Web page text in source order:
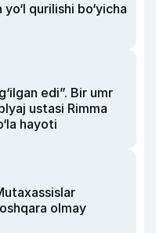
qurilishi bo‘yicha
edi”. Bir umr
ustasi Rimma
hayoti
olmay